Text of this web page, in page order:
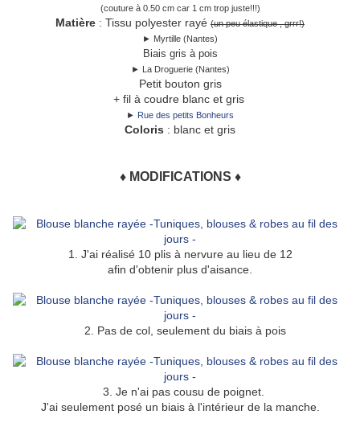
(couture à 0.50 cm car 1 cm trop juste!!!)
Matière : Tissu polyester rayé (un peu élastique , grrr!)
► Myrtille (Nantes)
Biais gris à pois
► La Droguerie (Nantes)
Petit bouton gris
+ fil à coudre blanc et gris
► Rue des petits Bonheurs
Coloris : blanc et gris
♦ MODIFICATIONS ♦
1. J'ai réalisé 10 plis à nervure au lieu de 12
afin d'obtenir plus d'aisance.
2. Pas de col, seulement du biais à pois
3. Je n'ai pas cousu de poignet.
J'ai seulement posé un biais à l'intérieur de la manche.